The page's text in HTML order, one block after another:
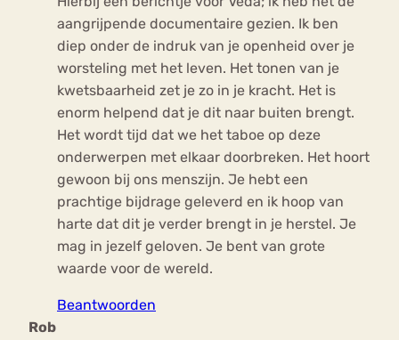
aangrijpende documentaire gezien. Ik ben
diep onder de indruk van je openheid over je
worsteling met het leven. Het tonen van je
kwetsbaarheid zet je zo in je kracht. Het is
enorm helpend dat je dit naar buiten brengt.
Het wordt tijd dat we het taboe op deze
onderwerpen met elkaar doorbreken. Het hoort
gewoon bij ons menszijn. Je hebt een
prachtige bijdrage geleverd en ik hoop van
harte dat dit je verder brengt in je herstel. Je
mag in jezelf geloven. Je bent van grote
waarde voor de wereld.
Beantwoorden
Rob